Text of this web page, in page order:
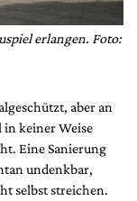
erlangen. Foto:
aber an
keiner Weise
Eine Sanierung
undenkbar,
selbst streichen.